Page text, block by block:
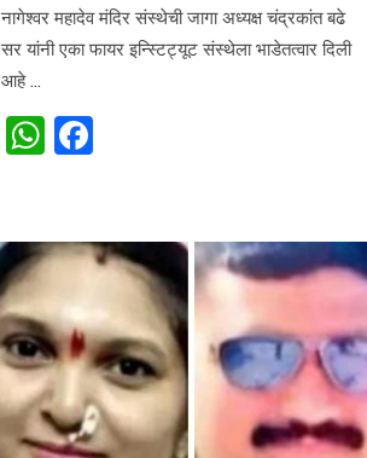
नागेश्वर महादेव मंदिर संस्थेची जागा अध्यक्ष चंद्रकांत बढे
सर यांनी एका फायर इन्स्टिट्यूट संस्थेला भाडेतत्वार दिली
आहे …
W
s
A
p
p
e
o
o
k